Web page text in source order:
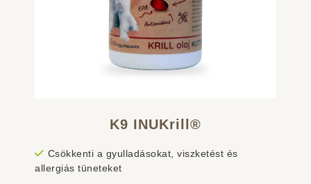
K9 INUKrill®
Csökkenti a gyulladásokat, viszketést és
allergiás tüneteket